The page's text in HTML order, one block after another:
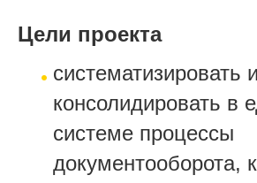
Цели проекта
систематизировать и
консолидировать в
системе процессы
документооборота,